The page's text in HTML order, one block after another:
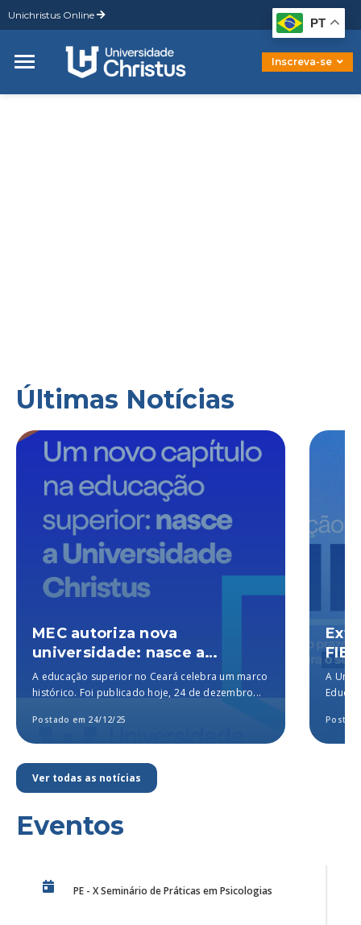
Unichristus Online
Inscreva-se
Graduação
Pós-Graduação
Mestrado
Doutorado
Últimas Notícias
MEC autoriza nova
universidade: nasce a
Universidade Christus, a
melhor particular do Brasil,
A educação superior no Ceará celebra um marco
histórico. Foi publicado hoje, 24 de dezembro...
Postado em 24/12/25
FIES
A
Ver todas as notícias
Eventos
PE - X Seminário de Práticas em Psicologias
PT